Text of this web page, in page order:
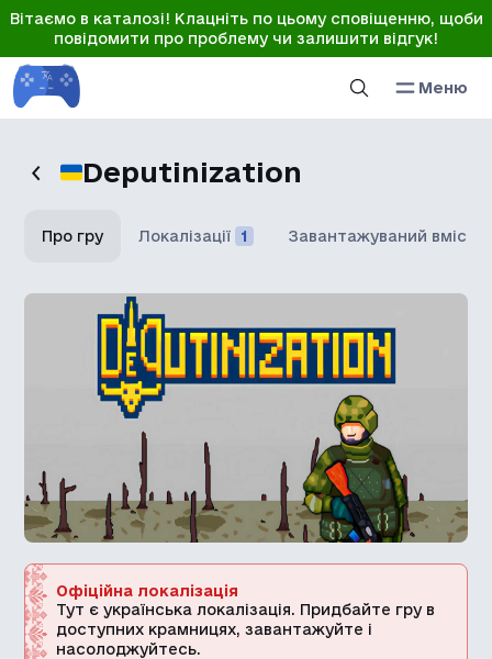
Вітаємо в каталозі! Клацніть по цьому сповіщенню, щоби
повідомити про проблему чи залишити відгук!
Меню
Deputinization
Про гру Локалізації 1 Завантажуваний вміст
Офіційна локалізація
Тут є українська локалізація. Придбайте гру в
доступних крамницях, завантажуйте і
насолоджуйтесь.